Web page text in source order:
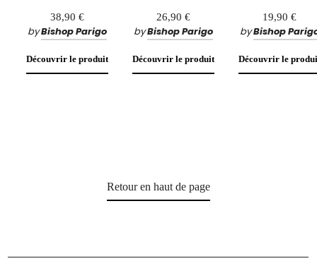
38,90 €
byBishop Parigo
Découvrir le produit
26,90 €
byBishop Parigo
Découvrir le produit
19,90 €
byBishop
Découvrir le
Retour en haut de page